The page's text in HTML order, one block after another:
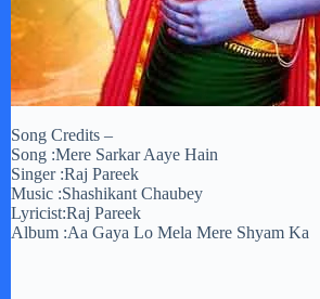
Song Credits –
Song :Mere Sarkar Aaye Hain
Singer :Raj Pareek
Music :Shashikant Chaubey
Lyricist:Raj Pareek
Album :Aa Gaya Lo Mela Mere Shyam Ka